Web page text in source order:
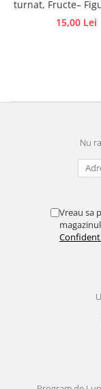
turnat, Fructe–
ipsos, praf
piatră lichidă sau
15,00 Lei
Nu
Vreau sa